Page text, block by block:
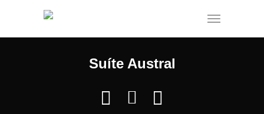
Suíte Austral